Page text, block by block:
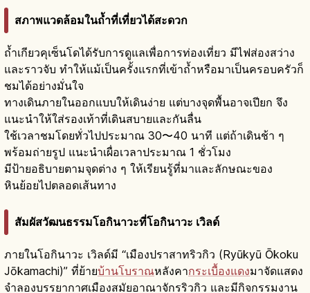
สภาพแวดล้อมในถ้ำที่เที่ยวได้สะดวก
ถ้ำเกียวคุเซ็นโดได้รับการดูแลเพื่อการท่องเที่ยว มีไฟส่องสว่าง
และราวจับ ทำให้แม้เป็นครั้งแรกที่เข้าถ้ำหรือมาเป็นครอบครัวก็
ชมได้อย่างมั่นใจ
ทางเดินภายในออกแบบให้เดินง่าย แต่บางจุดพื้นอาจเปียก จึง
แนะนำให้ใส่รองเท้าที่เดินสบายและกันลื่น
ใช้เวลาชมโดยทั่วไปประมาณ 30〜40 นาที แต่ถ้าเดินช้า ๆ
พร้อมถ่ายรูป แนะนำเผื่อเวลาประมาณ 1 ชั่วโมง
มีป้ายอธิบายตามจุดต่าง ๆ ให้เรียนรู้ที่มาและลักษณะของ
หินย้อยไปตลอดเส้นทาง
สัมผัสวัฒนธรรมโอกินาวะที่โอกินาวะ เวิลด์
ภายในโอกินาวะ เวิลด์มี “เมืองปราสาทริวกิว (Ryūkyū Ōkoku
Jōkamachi)” ที่ย้ายบ้านโบราณหลังคากระเบื้องแดงมาจัดแสดง
จำลองบรรยากาศเมืองสมัยอาณาจักรริวกิว และมีกิจกรรมงาน